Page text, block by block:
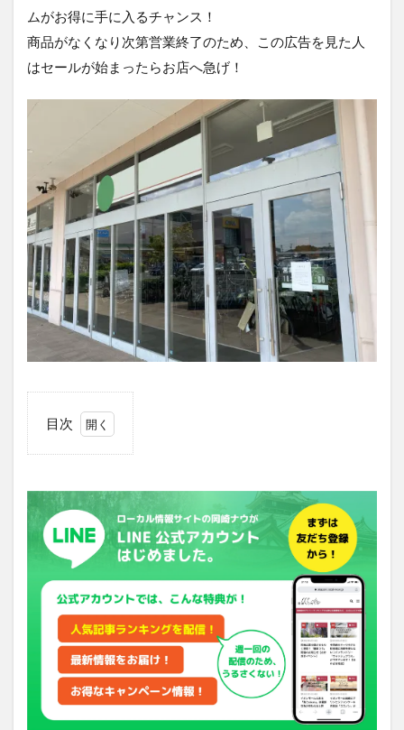
ムがお得に手に入るチャンス！
商品がなくなり次第営業終了のため、この広告を見た人
はセールが始まったらお店へ急げ！
目次
ラークワ
トロ 岡
崎ウイン
グタウン
（旧）」
完全閉店
セール開
催！！
セ